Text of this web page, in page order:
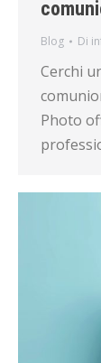
Blog Di
Cerchi
Photo